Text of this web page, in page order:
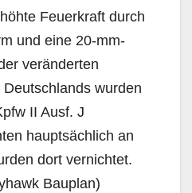
Feuerkraft durch
und eine 20-mm-
veränderten
wurden
II Ausf. J
hauptsächlich an
dort vernichtet.
Bauplan)